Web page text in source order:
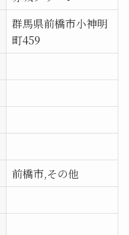
群馬県前橋市小神明
町459
前橋市,その他